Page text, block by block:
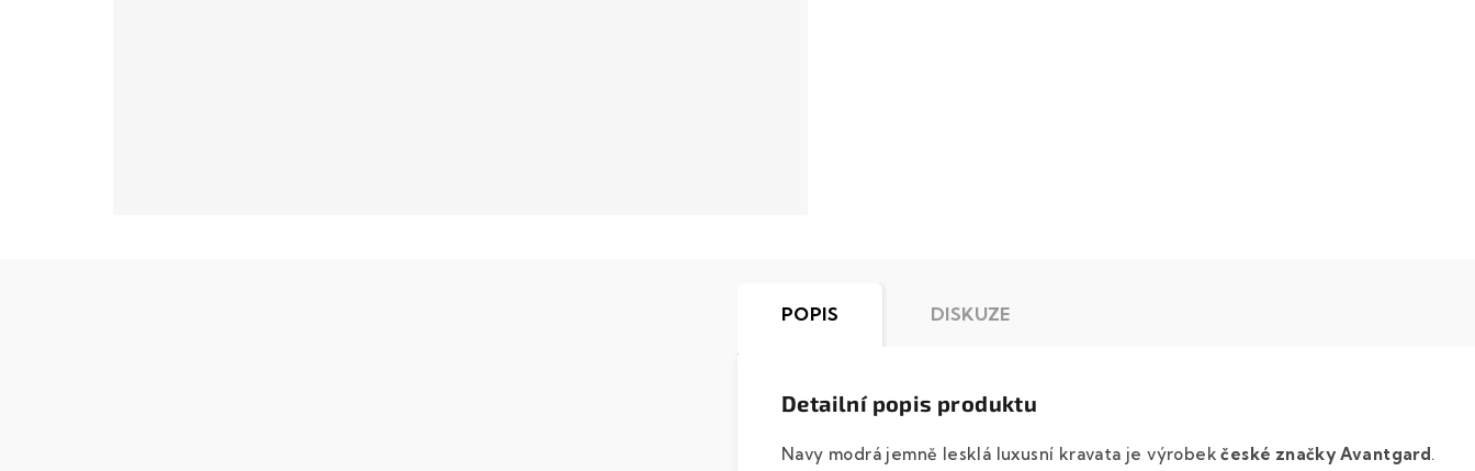
POPIS DISKUZE
Detailní popis produktu
Navy modrá jemně lesklá luxusní kravata je výrobek české značky Avantgard.